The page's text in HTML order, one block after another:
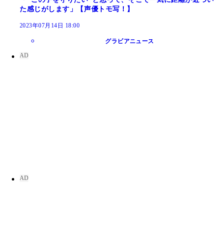
た感じがします」【声優トモ写！】
2023年07月14日 18:00
グラビアニュース